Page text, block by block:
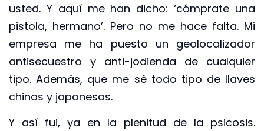
usted. Y aquí me han dicho: ‘cómprate una
pistola, hermano’. Pero no me hace falta. Mi
empresa me ha puesto un geolocalizador
antisecuestro y anti-jodienda de cualquier
tipo. Además, que me sé todo tipo de llaves
chinas y japonesas.
Y así fui, ya en la plenitud de la psicosis.